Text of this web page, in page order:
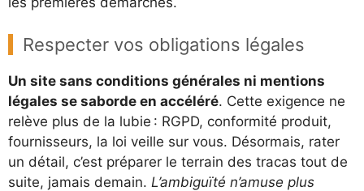
Respecter vos obligations légales
Un site sans conditions générales ni mentions
légales se saborde en accéléré. Cette exigence ne
relève plus de la lubie : RGPD, conformité produit,
fournisseurs, la loi veille sur vous. Désormais, rater
un détail, c’est préparer le terrain des tracas tout de
suite, jamais demain. L’ambiguïté n’amuse plus